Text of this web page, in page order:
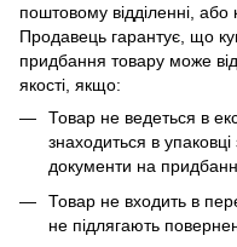
поштовому відділенні, або
Продавець гарантує, що
придбання товару може
якості, якщо:
Товар не ведеться в
знаходиться в
документи на
Товар не входить в
не підлягають